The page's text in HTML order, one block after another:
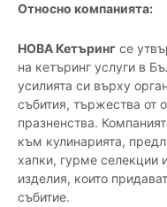
Относно компанията:
НОВА Кетъринг се
на кетъринг услуги в
усилията си върху
събития, тържества от
празненства.
към кулинарията,
хапки, гурме селекции
изделия, които
събитие.